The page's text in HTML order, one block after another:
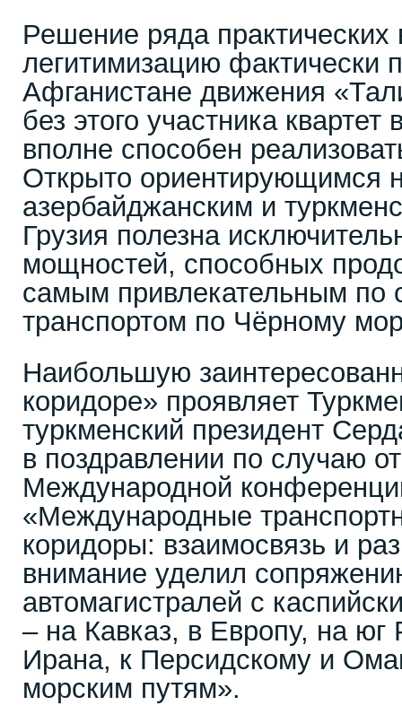
Решение ряда практических
легитимизацию фактически
Афганистане движения
без этого участника квартет
вполне способен
Открыто ориентирующимся
азербайджанским и
Грузия полезна
мощностей, способных
самым привлекательным по
транспортом по Чёрному
Наибольшую
коридоре» проявляет
туркменский президент
в поздравлении по случаю
Международной
«Международные
коридоры: взаимосвязь и
внимание уделил
автомагистралей с
– на Кавказ, в Европу, на юг
Ирана, к Персидскому и
морским путям».